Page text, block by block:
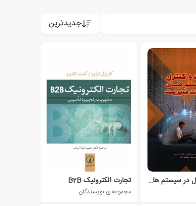
جدیدترین
امنیت و کنترل در سیستم های اطلاعات مدیریت تجارت الکترونیک B2B
مجموعه ی نویسندگان